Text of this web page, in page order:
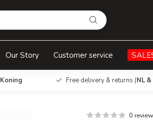
Our Story Customer service
Koning Free delivery & returns (NL &
0